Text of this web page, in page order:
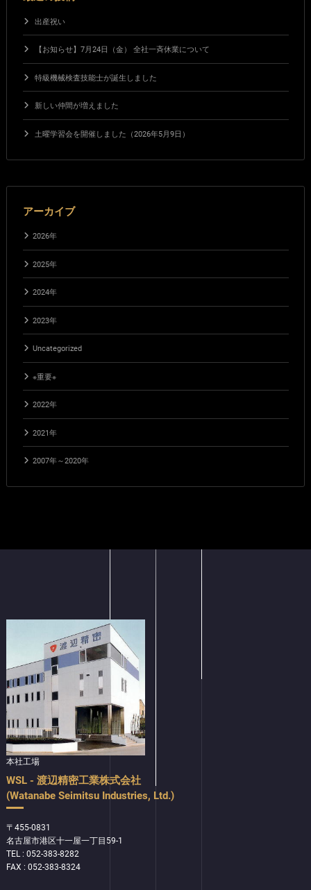
出産祝い
【お知らせ】7月24日（金） 全社一斉休業について
特級機械検査技能士が誕生しました
新しい仲間が増えました
土曜学習会を開催しました（2026年5月9日）
アーカイブ
2026年
2025年
2024年
2023年
Uncategorized
※重要※
2022年
2021年
2007年～2020年
本社工場
WSL - 渡辺精密工業株式会社
(Watanabe Seimitsu Industries, Ltd.)
〒455-0831
名古屋市港区十一屋一丁目59-1
TEL : 052-383-8282
FAX : 052-383-8324